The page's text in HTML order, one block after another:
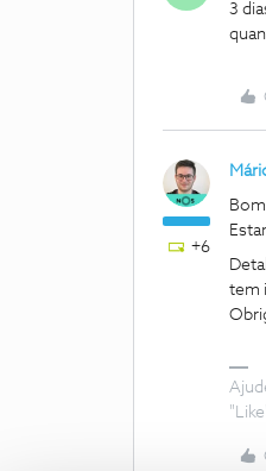
3
+6
Bom
tem